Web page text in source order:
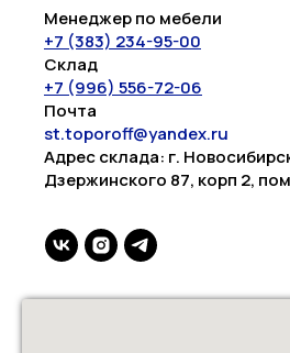
Менеджер по мебели
+7 (383) 234-95-00
Склад
+7 (996) 556-72-06
Почта
st.toporoff@yandex.ru
Адрес склада: г.
Дзержинского 87, корп 2,